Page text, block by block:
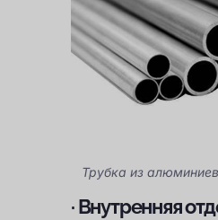
Трубка из
· Внутренняя